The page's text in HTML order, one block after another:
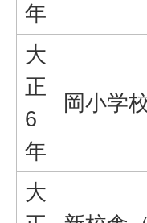
年
大
正
6
年
岡小学
大